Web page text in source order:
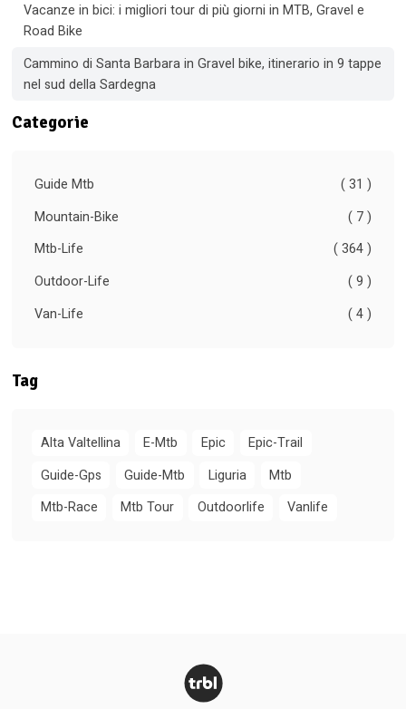
Vacanze in bici: i migliori tour di più giorni in MTB, Gravel e
Road Bike
Cammino di Santa Barbara in Gravel bike, itinerario in 9 tappe
nel sud della Sardegna
Categorie
Guide Mtb
( 31 )
Mountain-Bike
( 7 )
Mtb-Life
( 364 )
Outdoor-Life
( 9 )
Van-Life
( 4 )
Tag
Alta Valtellina E-Mtb Epic
Epic-Trail
Guide-Gps
Guide-Mtb Liguria
Mtb
Mtb-Race
Mtb Tour Outdoorlife Vanlife